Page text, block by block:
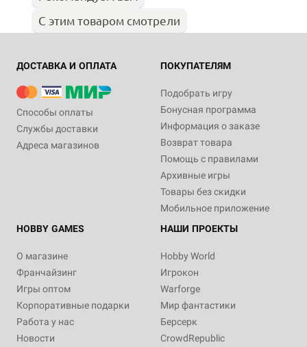
С этим товаром смотрели
ДОСТАВКА И ОПЛАТА
Способы оплаты
Службы доставки
Адреса магазинов
ПОКУПАТЕЛЯМ
Подобрать игру
Бонусная программа
Информация о заказе
Возврат товара
Помощь с правилами
Архивные игры
Товары без скидки
Мобильное приложение
HOBBY GAMES
О магазине
Франчайзинг
Игры оптом
Корпоративные подарки
Работа у нас
Новости
НАШИ ПРОЕКТЫ
Hobby World
Игрокон
Warforge
Мир фантастики
Берсерк
CrowdRepublic